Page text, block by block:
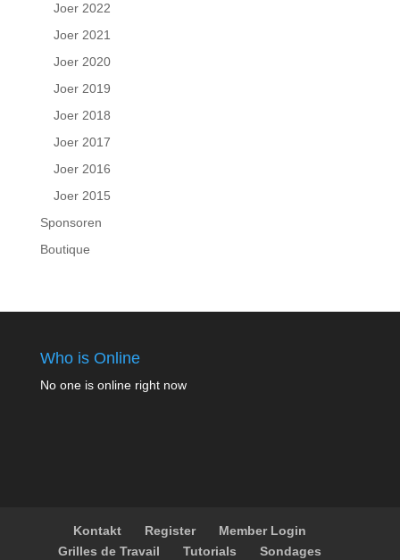
Joer 2022
Joer 2021
Joer 2020
Joer 2019
Joer 2018
Joer 2017
Joer 2016
Joer 2015
Sponsoren
Boutique
Who is Online
No one is online right now
Kontakt Register
Member Login
Grilles de Travail
Tutorials Sondages